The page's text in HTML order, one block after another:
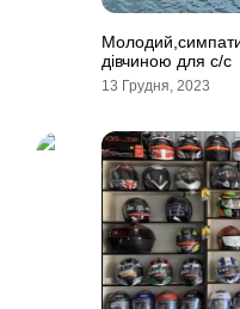
дівчиною для с/с
13 Грудня, 2023